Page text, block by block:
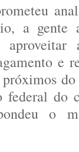
a gente
e
do
o